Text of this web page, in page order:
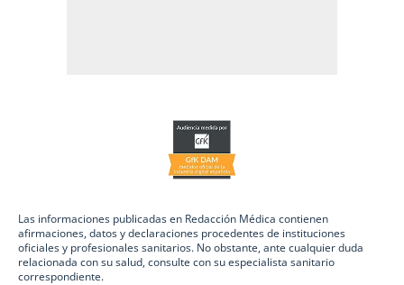
Las informaciones publicadas en Redacción Médica contienen
afirmaciones, datos y declaraciones procedentes de instituciones
oficiales y profesionales sanitarios. No obstante, ante cualquier duda
relacionada con su salud, consulte con su especialista sanitario
correspondiente.